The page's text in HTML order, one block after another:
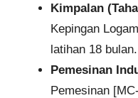
Kimpalan
Kepingan
latihan 18 bulan.
Pemesinan
Pemesinan